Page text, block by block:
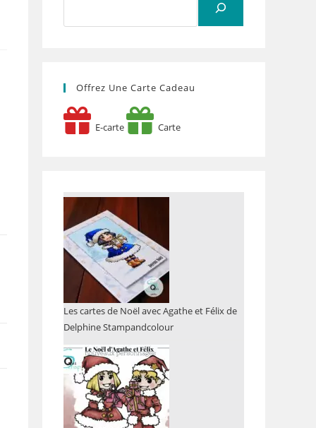
Offrez Une Carte Cadeau
E-carte Carte
Les cartes de Noël avec Agathe et Félix de
Delphine Stampandcolour